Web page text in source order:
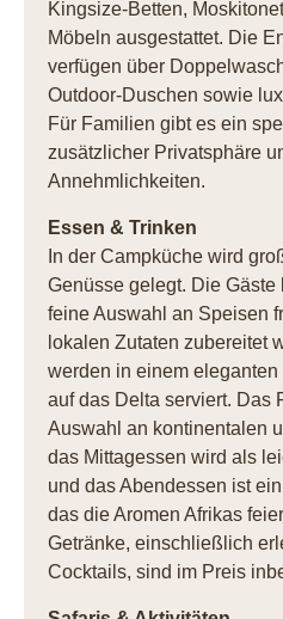
Kingsize-Betten,
Möbeln ausgestattet. Die
verfügen über
Outdoor-Duschen sowie
Für Familien gibt es ein
zusätzlicher Privatsphäre
Annehmlichkeiten.
Essen & Trinken
In der Campküche wird
Genüsse gelegt. Die
feine Auswahl an Speisen
lokalen Zutaten zubereitet
werden in einem
auf das Delta serviert. Das
Auswahl an kontinentalen
das Mittagessen wird als
und das Abendessen ist
das die Aromen Afrikas
Getränke, einschließlich
Cocktails, sind im Preis